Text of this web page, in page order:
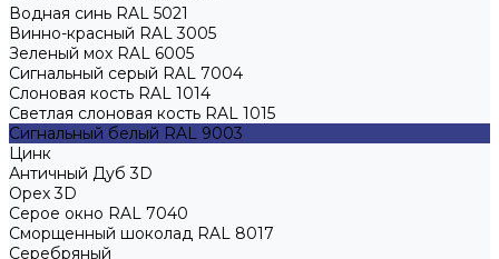
Водная синь RAL 5021
Винно-красный RAL 3005
Зеленый мох RAL 6005
Сигнальный серый RAL 7004
Слоновая кость RAL 1014
Светлая слоновая кость RAL 1015
Сигнальный белый RAL 9003
Цинк
Античный Дуб 3D
Орех 3D
Серое окно RAL 7040
Сморщенный шоколад RAL 8017
Серебряный